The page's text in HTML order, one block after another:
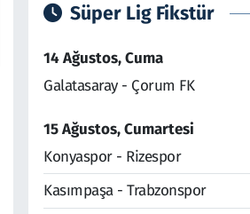
Süper Lig Fikstür
14 Ağustos, Cuma
Galatasaray - Çorum FK
15 Ağustos, Cumartesi
Konyaspor - Rizespor
Kasımpaşa - Trabzonspor